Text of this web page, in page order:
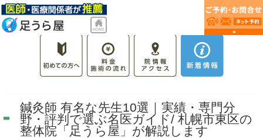
鍼灸師 有名な先生10選｜実績・専門分
野・評判で選ぶ名医ガイド/ 札幌市東区の
整体院「足うら屋」が解説します